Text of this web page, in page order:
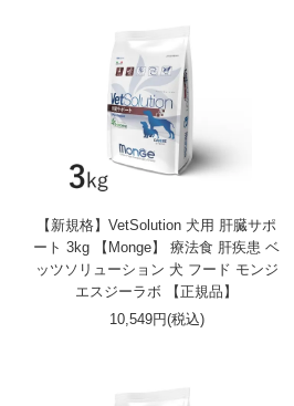
【新規格】VetSolution 犬用 肝臓サポ
ート 3kg 【Monge】 療法食 肝疾患 ベ
ッツソリューション 犬 フード モンジ
エスジーラボ 【正規品】
10,549円(税込)